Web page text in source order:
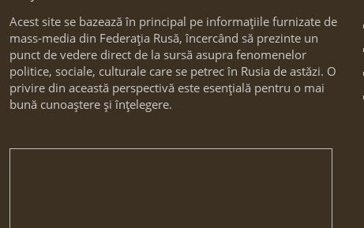
Acest site se bazează în principal pe informațiile furnizate de
mass-media din Federația Rusă, încercând să prezinte un
punct de vedere direct de la sursă asupra fenomenelor
politice, sociale, culturale care se petrec în Rusia de astăzi. O
privire din această perspectivă este esențială pentru o mai
bună cunoaștere și înțelegere.